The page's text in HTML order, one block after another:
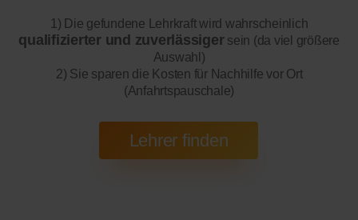
1) Die gefundene Lehrkraft wird wahrscheinlich
qualifizierter und zuverlässigersein (da viel größere
Auswahl)
2) Sie sparen die Kosten für Nachhilfe vor Ort
(Anfahrtspauschale)